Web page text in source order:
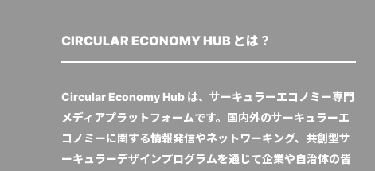
CIRCULAR ECONOMY HUB とは？
Circular Economy Hub は、サーキュラーエコノミー専門
メディアプラットフォームです。国内外のサーキュラーエ
コノミーに関する情報発信やネットワーキング、共創型サ
ーキュラーデザインプログラムを通じて企業や自治体の皆